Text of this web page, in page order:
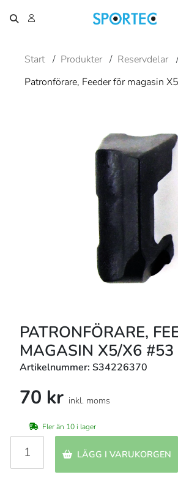
Start / Produkter / Reservdelar /
Patronförare, Feeder för magasin
PATRONFÖRARE,
MAGASIN X5/X6 #53
Artikelnummer: S34226370
70 kr inkl. moms
Fler än 10 i lager
LÄGG I VARUKORGEN